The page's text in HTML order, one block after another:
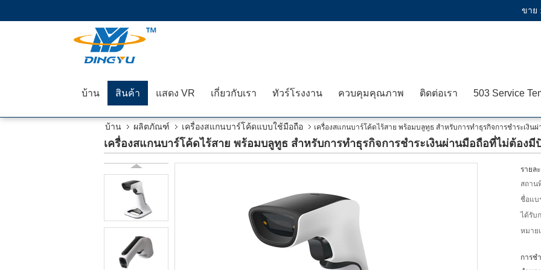
ขาย
บ้าน สินค้า แสดง VR เกี่ยวกับเรา ทัวร์โรงงาน ควบคุมคุณภาพ ติดต่อเรา
บ้าน ผลิตภัณฑ์ เครื่องสแกนบาร์โค้ดแบบใช้มือถือ เครื่องสแกนบาร์โค้ดไร้สาย พร้อมบลูทูธ สําหรับการทําธุรกิจการชําระเงิ
เครื่องสแกนบาร์โค้ดไร้สาย พร้อมบลูทูธ สําหรับการทําธุรกิจการชําระเงินผ่านมือถือที่ไม่ต้อง
รายล
สถาน
ชื่อแบ
ได้รับ
หมาย
การช